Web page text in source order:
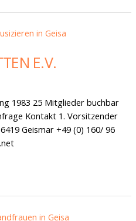
E.V.
1983 25 Mitglieder buchbar
Kontakt 1. Vorsitzender
Geismar +49 (0) 160/ 96